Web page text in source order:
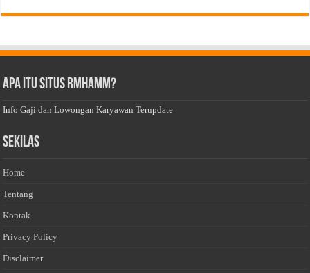
Apa Itu Situs Rmhamm?
Info Gaji dan Lowongan Karyawan Terupdate
Sekilas
Home
Tentang
Kontak
Privacy Policy
Disclaimer